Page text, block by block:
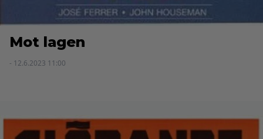
Mot lagen
- 12.6.2023 11:00